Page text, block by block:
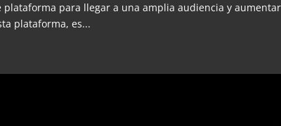
plataforma para llegar a una amplia audiencia y
plataforma, es...